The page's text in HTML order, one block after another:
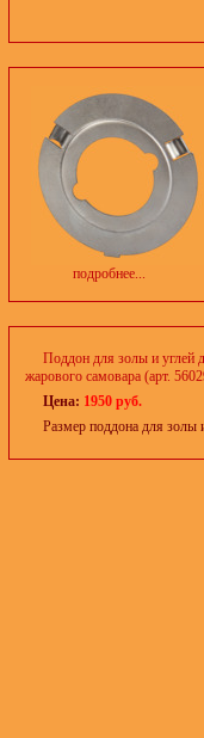
подробнее...
Поддон для золы и углей
жарового самовара (арт.
Цена: 1950 руб.
Размер поддона для золы